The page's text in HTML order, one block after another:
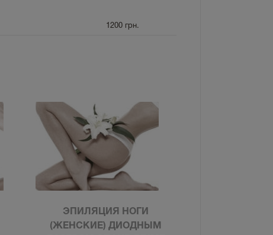
1200 грн.
ЭПИЛЯЦИЯ НОГИ
(ЖЕНСКИЕ) ДИОДНЫМ